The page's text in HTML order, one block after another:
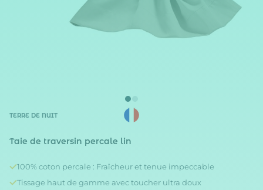
TERRE DE NUIT
Taie de traversin percale lin
100% coton percale : Fraîcheur et tenue impeccable
Tissage haut de gamme avec toucher ultra doux